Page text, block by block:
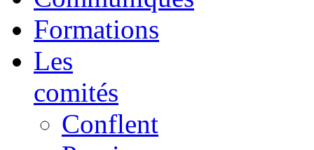
Formations
Les
comités
Conflent